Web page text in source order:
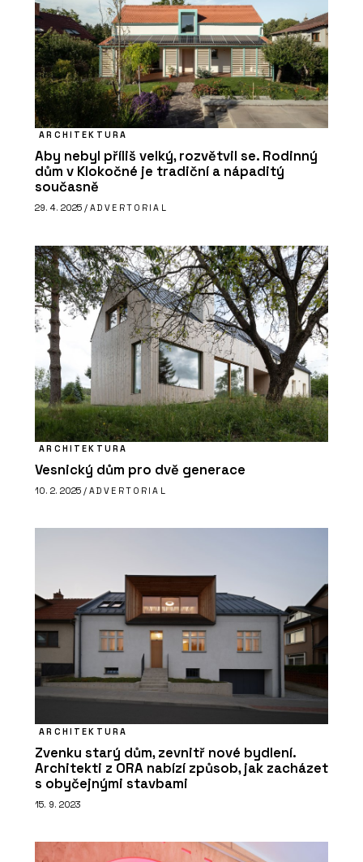
ARCHITEKTURA
Aby nebyl příliš velký, rozvětvil se. Rodinný
dům v Klokočné je tradiční a nápaditý
současně
29. 4. 2025 / ADVERTORIAL
ARCHITEKTURA
Vesnický dům pro dvě generace
10. 2. 2025 / ADVERTORIAL
ARCHITEKTURA
Zvenku starý dům, zevnitř nové bydlení.
Architekti z ORA nabízí způsob, jak zacházet
s obyčejnými stavbami
15. 9. 2023